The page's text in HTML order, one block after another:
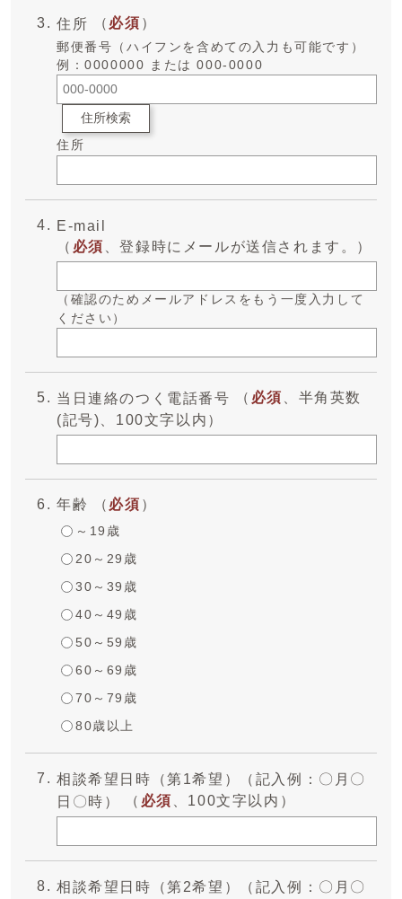
住所 （ 必須 ）
郵便番号（ハイフンを含めての入力も可能です）
例：0000000 または 000-0000
住所検索
住所
E-mail
（ 必須 、登録時にメールが送信されます。）
（確認のためメールアドレスをもう一度入力して
ください）
当日連絡のつく電話番号 （ 必須
、半角英数
(記号)、100文字以内）
年齢 （ 必須 ）
～19歳
20～29歳
30～39歳
40～49歳
50～59歳
60～69歳
70～79歳
80歳以上
相談希望日時（第1希望）（記入例：〇月〇
日〇時）
（ 必須 、100文字以内）
相談希望日時（第2希望）（記入例：〇月〇